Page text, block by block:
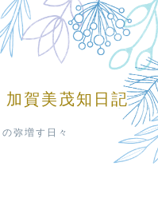
賀美茂知日記
弥増す日々